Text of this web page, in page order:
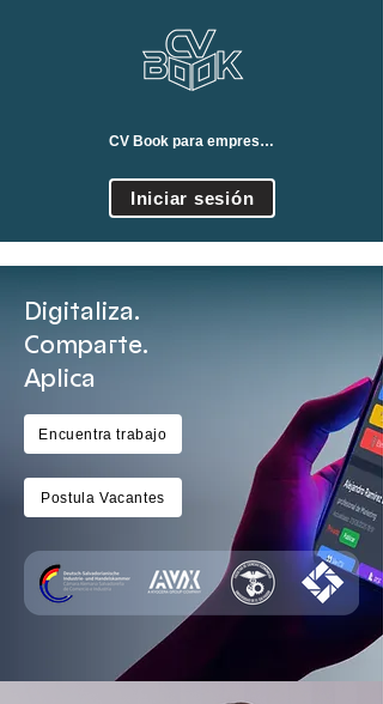
CV Book para empresas
Iniciar sesión
Digitaliza.
Comparte.
Aplica
Encuentra trabajo
Postula Vacantes